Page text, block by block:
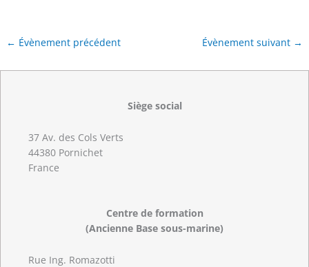
← Évènement précédent Évènement suivant →
Siège social
37 Av. des Cols Verts
44380 Pornichet
France
Centre de formation
(Ancienne Base sous-marine)
Rue Ing. Romazotti